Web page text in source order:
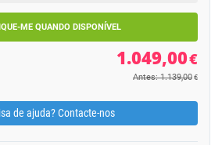
ME QUANDO DISPONÍVEL
1.049,00€
Antes: 1.139,00 €
de ajuda? Contacte-nos